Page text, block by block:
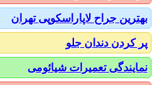
جراح لاپاراسکوپی تهران
دندان جلو
تعمیرات شیائومی